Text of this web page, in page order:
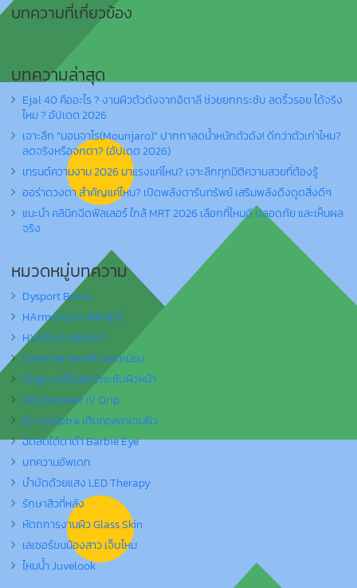
บทความที่เกี่ยวข้อง
บทความล่าสุด
Ejal 40 คืออะไร ? งานผิวตัวดังจากอิตาลี ช่วยยกกระชับ ลดริ้วรอย ได้จริง
ไหม ? อัปเดต 2026
เจาะลึก “มอนจาโร(Mounjaro)” ปากกาลดน้ำหนักตัวดัง! ดีกว่าตัวเก่าไหม?
ลดจริงหรือจกตา? (อัปเดต 2026)
เทรนด์ความงาม 2026 มาแรงแค่ไหน? เจาะลึกทุกมิติความสวยที่ต้องรู้
ออร่าดวงตา สำคัญแค่ไหน? เปิดพลังตารับทรัพย์ เสริมพลังดึงดูดสิ่งดีๆ
แนะนำ คลินิกฉีดฟิลเลอร์ ใกล้ MRT 2026 เลือกที่ไหนดี ปลอดภัย และเห็นผล
จริง
หมวดหมู่บทความ
Dysport Botox
HArmonyCA ฟิลเลอร์
HYAFILIA ฟิลเลอร์
Meso Fat ลดแก้ม ลดเหนียง
Oligio เครื่องยกกระชับผิวหน้า
Skin Booster IV Drip
ฉีด Sculptra เติมคอลลาเจนผิว
ฉีดลดใต้ตาดำ Barbie Eye
บทความอัพเดท
บำบัดด้วยแสง LED Therapy
รักษาสิวที่หลัง
หัตถการงานผิว Glass Skin
เลเซอร์ขนน้องสาว เจ็บไหม
ไหมน้ำ Juvelook